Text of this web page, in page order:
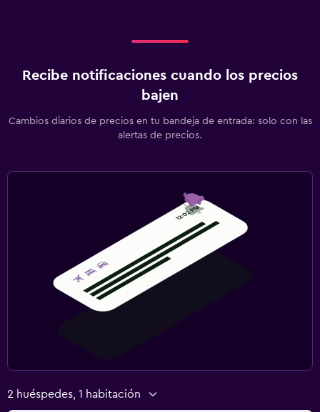
Recibe notificaciones cuando los precios
bajen
Cambios diarios de precios en tu bandeja de entrada: solo con las
alertas de precios.
2 huéspedes, 1 habitación